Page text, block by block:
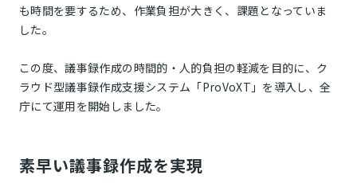
も時間を要するため、作業負担が大きく、課題となっていま
した。
この度、議事録作成の時間的・人的負担の軽減を目的に、ク
ラウド型議事録作成支援システム「ProVoXT」を導入し、全
庁にて運用を開始しました。
素早い議事録作成を実現